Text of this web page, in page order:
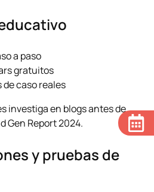
a paso
gratuitos
caso reales
investiga en blogs antes de
Gen Report 2024.
y pruebas de